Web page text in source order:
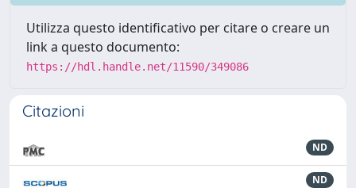
Utilizza questo identificativo per citare o creare un
link a questo documento:
https://hdl.handle.net/11590/349086
Citazioni
ND
ND